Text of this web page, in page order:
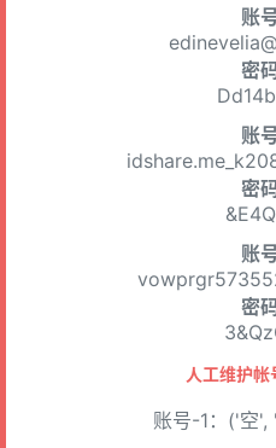
账号
密码
账号
密码
账号
密码
人工维护
账号-1：('空',